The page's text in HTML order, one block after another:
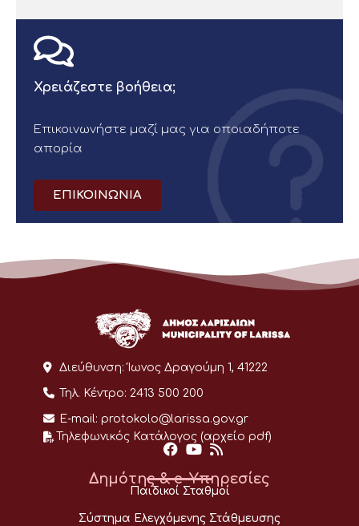
Χρειάζεστε βοήθεια;
Επικοινωνήστε μαζί μας για οποιαδήποτε
απορία
ΕΠΙΚΟΙΝΩΝΙΑ
Διεύθυνση: Ίωνος Δραγούμη 1, 41222
Τηλ. Κέντρο: 2413 500 200
E-mail: protokolo@larissa.gov.gr
Τηλεφωνικός Κατάλογος (αρχείο pdf)
Δημότης & e-Υπηρεσίες
Παιδικοί Σταθμοί
Σύστημα Ελεγχόμενης Στάθμευσης